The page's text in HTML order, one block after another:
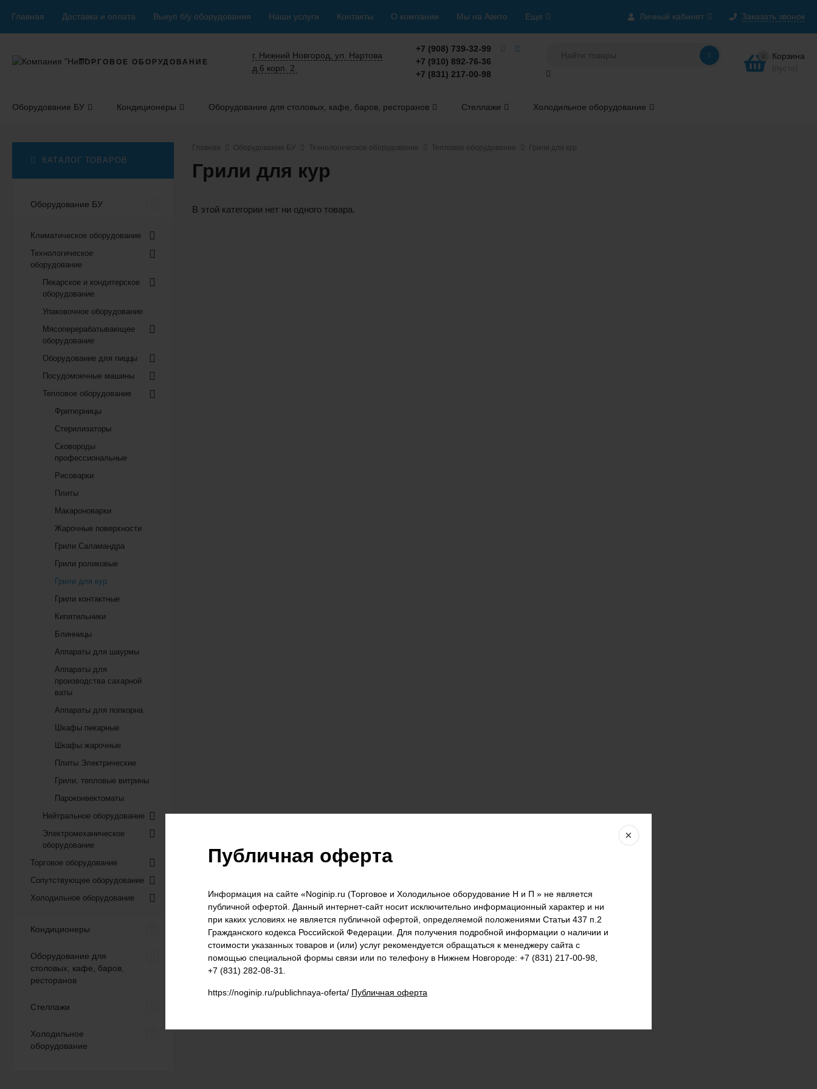
Публичная оферта
Информация на сайте «Noginip.ru (Торговое и Холодильное оборудование Н и П » не является
публичной офертой. Данный интернет-сайт носит исключительно информационный характер и ни
при каких условиях не является публичной офертой, определяемой положениями Статьи 437 п.2
Гражданского кодекса Российской Федерации. Для получения подробной информации о наличии и
стоимости указанных товаров и (или) услуг рекомендуется обращаться к менеджеру сайта с
помощью специальной формы связи или по телефону в Нижнем Новгороде: +7 (831) 217-00-98,
+7 (831) 282-08-31.
https://noginip.ru/publichnaya-oferta/ Публичная оферта
×
Личный кабинет Заказать звонок
Главная Доставка и оплата Выкуп б/у оборудования Наши услуги Контакты О компании Мы на Авито Еще
ТОРГОВОЕ ОБОРУДОВАНИЕ
г. Нижний Новгород, ул. Нартова
д.6 корп. 2.
+7 (908) 739-32-99
+7 (910) 892-76-36
+7 (831) 217-00-98
Корзина
Оборудование БУ Кондиционеры Оборудование для столовых, кафе, баров, ресторанов Стеллажи Холодильное оборудование
Главная Оборудование БУ Технологическое оборудование Тепловое оборудование Грили для кур
Грили для кур
В этой категории нет ни одного товара.
КАТАЛОГ ТОВАРОВ
Оборудование БУ
Климатическое оборудование
Технологическое
оборудование
Пекарское и кондитерское
оборудование
Упаковочное оборудование
Мясоперерабатывающее
оборудование
Оборудование для пиццы
Посудомоечные машины
Тепловое оборудование
Фритюрницы
Стерилизаторы
Сковороды
профессиональные
Рисоварки
Плиты
Макароноварки
Жарочные поверхности
Грили Саламандра
Грили роликовые
Грили для кур
Грили контактные
Кипятильники
Блинницы
Аппараты для шаурмы
Аппараты для
производства сахарной
ваты
Аппараты для попкорна
Шкафы пекарные
Шкафы жарочные
Плиты Электрические
Грили, тепловые витрины
Пароконвектоматы
Нейтральное оборудование
Электромеханическое
оборудование
Торговое оборудование
Сопутствующее оборудование
Холодильное оборудование
Кондиционеры
Оборудование для
столовых, кафе, баров,
ресторанов
Стеллажи
Холодильное
оборудование
68 632